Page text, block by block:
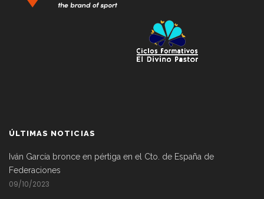
ÚLTIMAS NOTICIAS
Iván García bronce en pértiga en el Cto. de España de
Federaciones
09/10/2023